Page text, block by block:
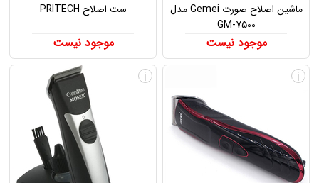
ماشین اصلاح صورت Gemei مدل
GM-7500
موجود نیست
ست اصلاح PRITECH
موجود نیست
i
i